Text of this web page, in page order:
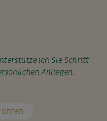
ich Sie Schritt
Anliegen.